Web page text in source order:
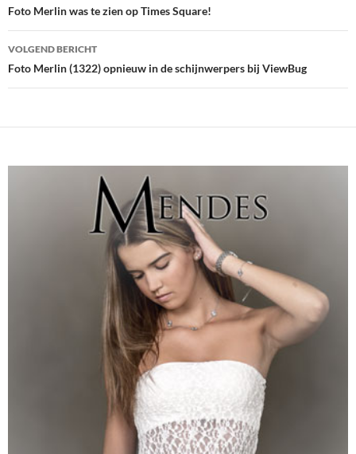
navigatie
Foto Merlin was te zien op Times Square!
VOLGEND BERICHT
Foto Merlin (1322) opnieuw in de schijnwerpers bij ViewBug